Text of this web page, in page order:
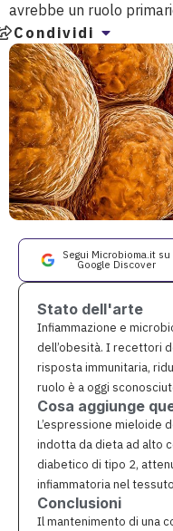
avrebbe un ruolo
Condividi
Segui Microbioma.it su
Google Discover
Stato dell'arte
Infiammazione e
dell’obesità. I recettori
risposta immunitaria,
ruolo è a oggi
Cosa aggiunge
L’espressione mieloide
indotta da dieta ad alto
diabetico di tipo 2,
infiammatoria nel
Conclusioni
Il mantenimento di una